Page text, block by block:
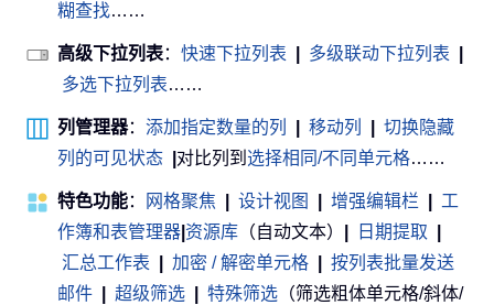
糊查找……
高级下拉列表： 快速下拉列表 多级联动下拉列表
多选下拉列表……
列管理器： 添加指定数量的列 移动列
切换隐藏
列的可见状态
对比列到 选择相同/不同单元格……
特色功能： 网格聚焦 设计视图 增强编辑栏
工
作簿和表管理器 资源库 （自动文本） 日期提取
汇总工作表
加密 / 解密单元格
按列表批量发送
邮件
超级筛选 特殊筛选 （筛选粗体单元格/斜体/